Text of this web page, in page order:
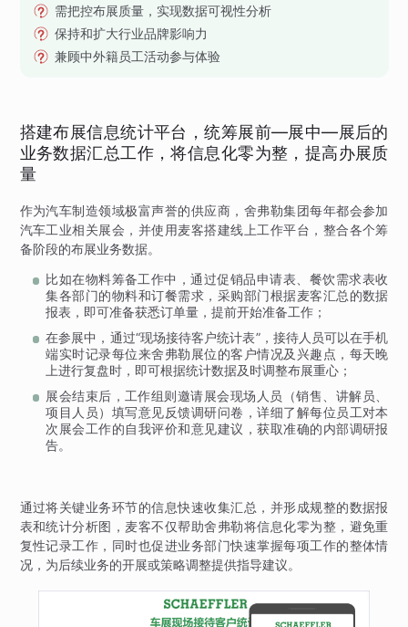
需把控布展质量，实现数据可视性分析
保持和扩大行业品牌影响力
兼顾中外籍员工活动参与体验
搭建布展信息统计平台，统筹展前—展中—展后的
业务数据汇总工作，将信息化零为整，提高办展质
量
作为汽车制造领域极富声誉的供应商，舍弗勒集团每年都会参加
汽车工业相关展会，并使用麦客搭建线上工作平台，整合各个筹
备阶段的布展业务数据。
比如在物料筹备工作中，通过促销品申请表、餐饮需求表收
集各部门的物料和订餐需求，采购部门根据麦客汇总的数据
报表，即可准备获悉订单量，提前开始准备工作；
在参展中，通过“现场接待客户统计表”，接待人员可以在手机
端实时记录每位来舍弗勒展位的客户情况及兴趣点，每天晚
上进行复盘时，即可根据统计数据及时调整布展重心；
展会结束后，工作组则邀请展会现场人员（销售、讲解员、
项目人员）填写意见反馈调研问卷，详细了解每位员工对本
次展会工作的自我评价和意见建议，获取准确的内部调研报
告。
通过将关键业务环节的信息快速收集汇总，并形成规整的数据报
表和统计分析图，麦客不仅帮助舍弗勒将信息化零为整，避免重
复性记录工作，同时也促进业务部门快速掌握每项工作的整体情
况，为后续业务的开展或策略调整提供指导建议。